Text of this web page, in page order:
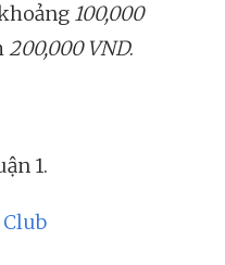
100,000
200,000 VND.
1.
Club